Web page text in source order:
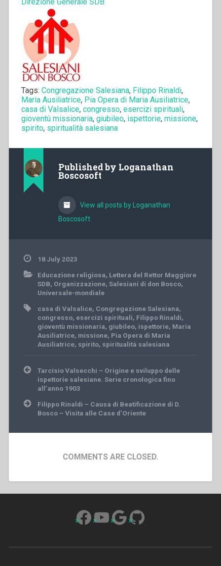
Tags: Congregazione Salesiana, Filippo Rinaldi,
Maria Ausiliatrice, Pia Opera di Maria Ausiliatrice,
casa di Valsalice, congresso, esercizi spirituali,
gioventù missionaria, giubileo, ispettorie, missione,
spirito, spiritualità salesiana
Published by Loganathan
Boscosoft
View all posts by Loganathan
Boscosoft
18 July 2023
Educazione religiosa, Lettera del Rettor Maggiore
SDB, Organizzazione, Salesiani di don Bosco,
Universale-mondiale
casa di Valsalice, Congregazione Salesiana,
congresso, esercizi spirituali, Filippo Rinaldi,
gioventù missionaria, giubileo, ispettorie, Maria
Ausiliatrice, missione, Pia Opera di Maria
Ausiliatrice, spirito, spiritualità salesiana
Post
navigation
Tarcisio Valsecchi – Origine e sviluppo delle
ispettorie salesiane. Serie cronologica fino
all’anno 1903
Filippo Rinaldi – Causa di Beatificazione di D.
Bosco – Visita alle Case d’Oriente
COMMENTS ARE CLOSED.
Facebook
YouTube
Google
GitHub